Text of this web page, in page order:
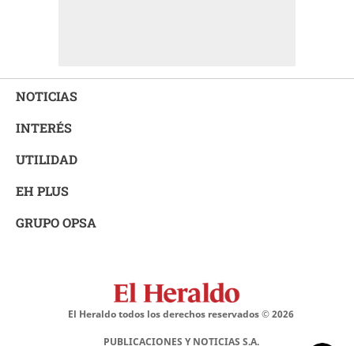
NOTICIAS
INTERÉS
UTILIDAD
EH PLUS
GRUPO OPSA
El Heraldo todos los derechos reservados ©2026
PUBLICACIONES Y NOTICIAS S.A.